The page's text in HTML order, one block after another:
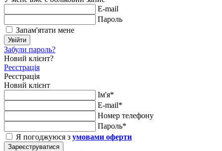
E-mail
Пароль
Запам'ятати мене
Увійти
Забули пароль?
Новий клієнт?
Реєстрація
Реєстрація
Новий клієнт
Ім'я*
E-mail*
Номер телефону
Пароль*
Я погоджуюся з умовами оферти
Зареєструватися